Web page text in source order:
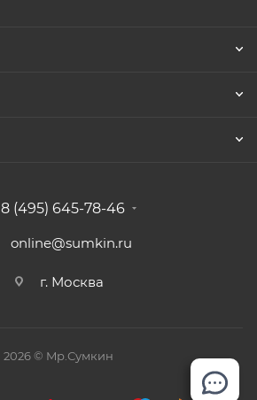
8 (495) 645-78-46
online@sumkin.ru
г. Москва
2026 © Mр.Сумкин